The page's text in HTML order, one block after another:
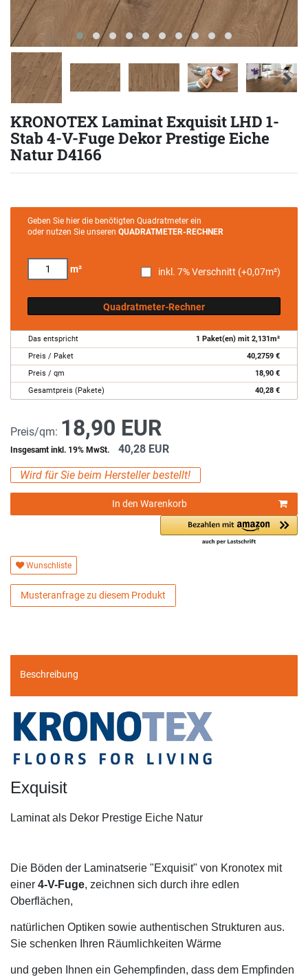
KRONOTEX Laminat Exquisit LHD 1-
Stab 4-V-Fuge Dekor Prestige Eiche
Natur D4166
Geben Sie hier die benötigten Quadratmeter ein
oder nutzen Sie unseren QUADRATMETER-RECHNER
m² inkl. 7% Verschnitt (+0,07m²)
Quadratmeter-Rechner
Das entspricht 1 Paket(en) mit 2,131m²
Preis / Paket
40,2759 €
Preis / qm
18,90 €
Gesamtpreis (Pakete)
40,28 €
Preis/qm: 18,90 EUR
Insgesamt inkl. 19% MwSt. 40,28 EUR
Wird für Sie beim Hersteller bestellt!
In den Warenkorb
Wunschliste
Musteranfrage zu diesem Produkt
Beschreibung
Exquisit
Laminat als Dekor Prestige Eiche Natur
Die Böden der Laminatserie "Exquisit" von Kronotex mit
einer 4-V-Fuge, zeichnen sich durch ihre edlen
Oberflächen,
natürlichen Optiken sowie authentischen Strukturen aus.
Sie schenken Ihren Räumlichkeiten Wärme
und geben Ihnen ein Gehempfinden, dass dem Empfinden